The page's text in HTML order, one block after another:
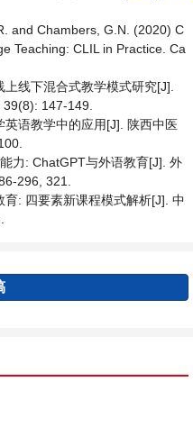
and Chambers, G.N. (2020) C
Teaching: CLIL in Practice. Ca
线下混合式教学模式研究[J].
147-149.
语教学中的应用[J]. 陕西中医
力: ChatGPT与外语教育[J]. 外
296, 321.
: 四要素新课程模式解析[J]. 中